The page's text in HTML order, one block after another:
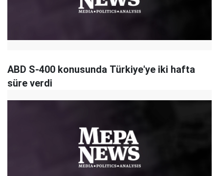
ABD S-400 konusunda Türkiye'ye iki hafta
süre verdi